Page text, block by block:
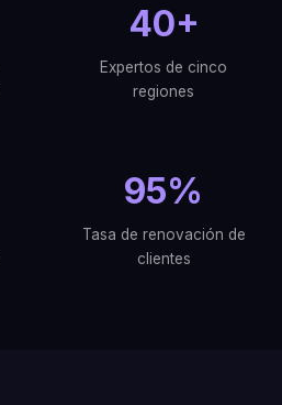
40+
Expertos de cinco
regiones
95%
Tasa de renovación de
clientes